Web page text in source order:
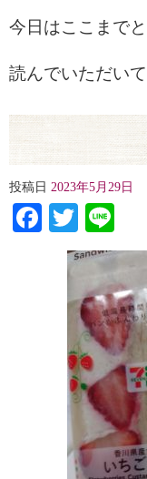
今日はここまで
読んでいただい
投稿日 2023年5月29日
Facebook
Twitter